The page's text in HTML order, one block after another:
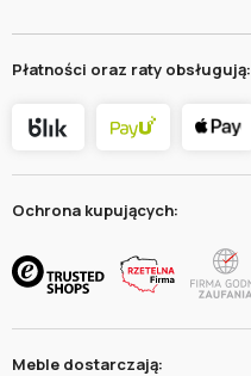
Płatności oraz raty obsługują:
Ochrona kupujących:
Meble dostarczają: